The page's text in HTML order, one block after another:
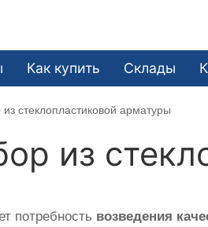
Как купить Склады
стеклопластиковой арматуры
из
потребность возведения